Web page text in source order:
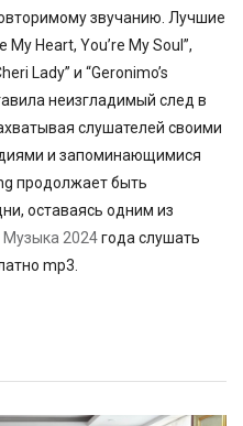
звучанию. Лучшие
My Heart, You’re My Soul”,
Lady” и “Geronimo’s
неизгладимый след в
слушателей своими
и запоминающимися
продолжает быть
оставаясь одним из
Музыка 2024года слушать
mp3.